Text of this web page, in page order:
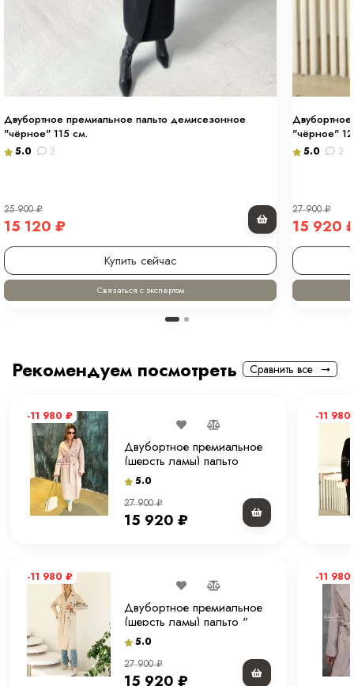
Двубортное премиальное пальто демисезонное
"чёрное" 115 см.
5.0 2
25 900₽
15 120 ₽
Купить сейчас
Связаться с экспертом
"чёрное"
5.0 2
27 900₽
15 920
Рекомендуем посмотреть Сравнить все
-11 980 ₽
Двубортное премиальное
(шерсть ламы) пальто
"экрю" 120 см.
5.0
27 900₽
15 920 ₽
-11 980 ₽
Двубортное премиальное
(шерсть ламы) пальто "
молочное" 120 см.
5.0
27 900₽
15 920 ₽
-11 980
-11 980